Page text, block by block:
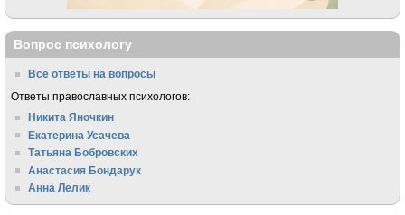
Вопрос психологу
Все ответы на вопросы
Ответы православных психологов:
Никита Яночкин
Екатерина Усачева
Татьяна Бобровских
Анастасия Бондарук
Анна Лелик